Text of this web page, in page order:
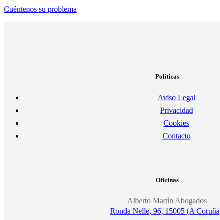
Cuéntenos su problema
Políticas
Aviso Legal
Privacidad
Cookies
Contacto
Oficinas
Alberto Martín Abogados
Ronda Nelle, 96, 15005 (A